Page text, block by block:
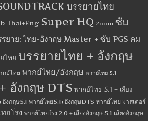
บรรยายไทย
Thai+Eng Super HQ Zoom ซับ
รยาย: ไทย-อังกฤษ Master + ซับ PGS คม
ไทย บรรยายไทย + อังกฤษ
กย์ไทย พากย์ไทย/อังกฤษ พากย์ไทย 5.1
อังกฤษ DTS พากย์ไทย 5.1 + เสียง
อังกฤษ5.1 พากย์ไทย5.1+อังกฤษDTS พากย์ไทย มาสเตอร์
ยโรง พากย์ไทยโรง 2.0 + เสียงอังกฤษ 5.1 เสียงอังกฤษ